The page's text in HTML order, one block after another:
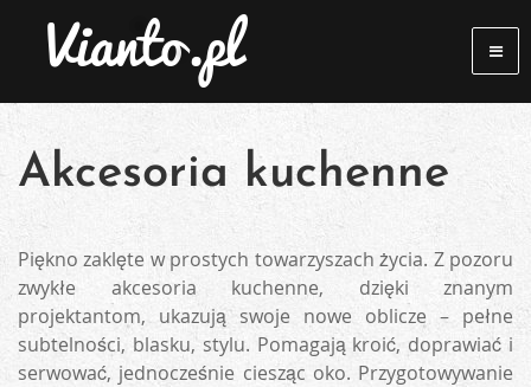
Akcesoria kuchenne
Piękno zaklęte w prostych towarzyszach życia. Z pozoru
zwykłe akcesoria kuchenne, dzięki znanym
projektantom, ukazują swoje nowe oblicze – pełne
subtelności, blasku, stylu. Pomagają kroić, doprawiać i
serwować, jednocześnie ciesząc oko. Przygotowywanie